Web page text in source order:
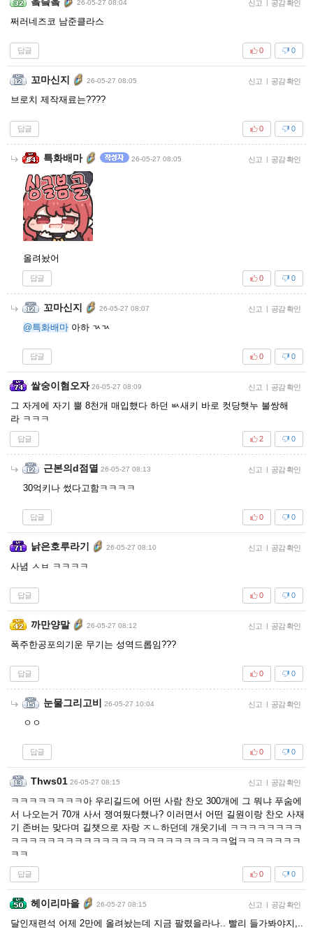
26-05-27 08:04 신고 공감 확인
쩌러네즈코 남준클라스
답글 0
0
꼬마신지 26-05-27 08:05 신고 | 공감 확인
브로치 제작재료는????
답글 0
0
특화배마 26-05-27 08:05 신고 | 공감 확인
올려놨어
답글 0
0
꼬마신지 26-05-27 08:07 신고 | 공감 확인
@특화배마 아하 ㄳㄳ
답글 0
0
쌀숭이혐오자 26-05-27 08:09 신고 | 공감 확인
그 자게에 자기 뿔 8천개 매입했다 하던 ㅄ새키 바로 컷당햇누 불쌍해
라 ㅋㅋㅋ
답글 0
2
근본의d점멸 26-05-27 08:13 신고 | 공감 확인
30억키나 썼다고함ㅋㅋㅋㅋ
답글 0
0
낡은호루라기 26-05-27 08:10 신고 | 공감 확인
사념 ㅅㅂ ㅋㅋㅋㅋ
답글 0
0
까만양말 26-05-27 08:12 신고 | 공감 확인
폭주한공포의기운 무기는 성역드롭임???
답글 0
0
눈물그리고비 26-05-27 10:04 신고 | 공감 확인
ㅇㅇ
답글 0
0
Thws01 26-05-27 08:15 신고 | 공감 확인
ㅋㅋㅋㅋㅋㅋㅋㅋ아 우리길드에 어떤 사람 찬오 300개에 그 뭐냐 푸숨에
서 나오는거 70개 사서 쟁여뒀다했나? 이러면서 어떤 길원이랑 찬오 사재
기 존버는 맞다며 길챗으로 자랑 ㅈㄴ하던데 개웃기네 ㅋㅋㅋㅋㅋㅋㅋㅋ
ㅋㅋㅋㅋㅋㅋㅋㅋㅋㅋㅋㅋㅋㅋㅋㅋㅋㅋㅋㅋㅋㅋㅋㅋ엌ㅋㅋㅋㅋㅋㅋㅋ
ㅋㅋ
답글 0
0
헤이리마을 26-05-27 08:15 신고 | 공감 확인
달인재련석 어제 2만에 올려놨는데 지금 팔렸을라나.. 빨리 들가봐야지,..